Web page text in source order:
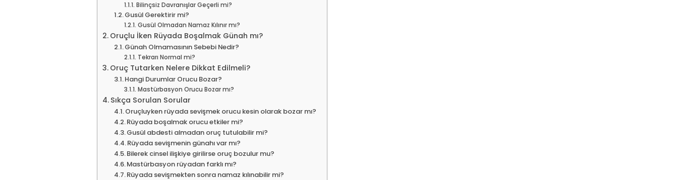
Bilinçsiz Davranışlar Geçerli mi?
Gusül Gerektirir mi?
Gusül Olmadan Namaz Kılınır mı?
Oruçlu İken Rüyada Boşalmak Günah mı?
Günah Olmamasının Sebebi Nedir?
Tekrarı Normal mi?
Oruç Tutarken Nelere Dikkat Edilmeli?
Hangi Durumlar Orucu Bozar?
Mastürbasyon Orucu Bozar mı?
Sıkça Sorulan Sorular
Oruçluyken rüyada sevişmek orucu kesin olarak bozar mı?
Rüyada boşalmak orucu etkiler mi?
Gusül abdesti almadan oruç tutulabilir mi?
Rüyada sevişmenin günahı var mı?
Bilerek cinsel ilişkiye girilirse oruç bozulur mu?
Mastürbasyon rüyadan farklı mı?
Rüyada sevişmekten sonra namaz kılınabilir mi?